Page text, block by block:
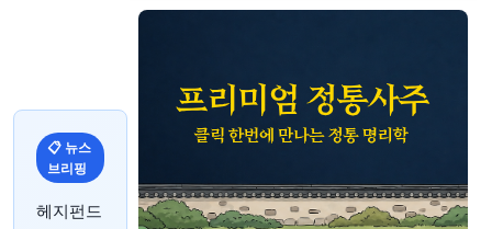
📋 뉴스
브리핑
헤지펀드
YAHOO FINANCE
Xanadu, 양자 컴퓨팅 확장 경쟁 속 투자자들의 다음 촉
매제 기다리며 칩 생산 가속화 – 분기별 업데이트 보고서
YAHOO FINANCE
트랙터 서플라이 CEO, 주가 44% 하락 속 50만 달러 이
상 상당의 주식 매수